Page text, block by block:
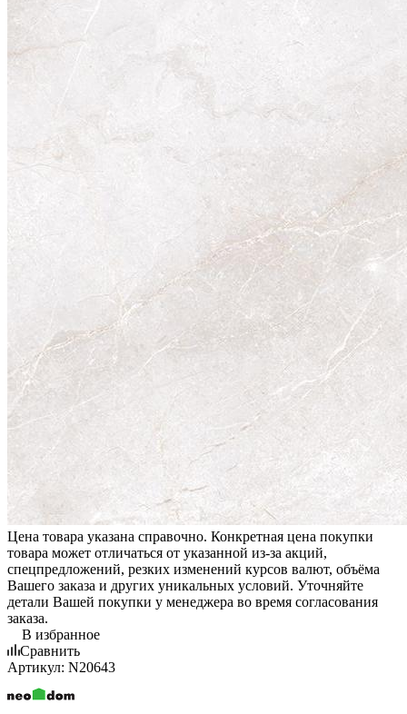
Цена товара указана справочно. Конкретная цена покупки
товара может отличаться от указанной из-за акций,
спецпредложений, резких изменений курсов валют, объёма
Вашего заказа и других уникальных условий. Уточняйте
детали Вашей покупки у менеджера во время согласования
заказа.
В избранное
Сравнить
Артикул: N20643